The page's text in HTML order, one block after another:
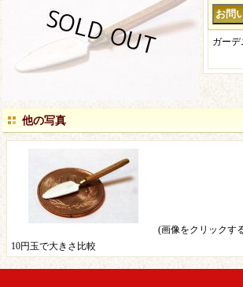
ガーデ
他の写真
(画像をクリックす
10円玉で大きさ比較